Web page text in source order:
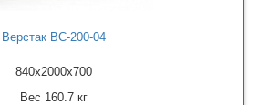
Верстак ВС-200-04
840x2000x700
Вес 160.7 кг